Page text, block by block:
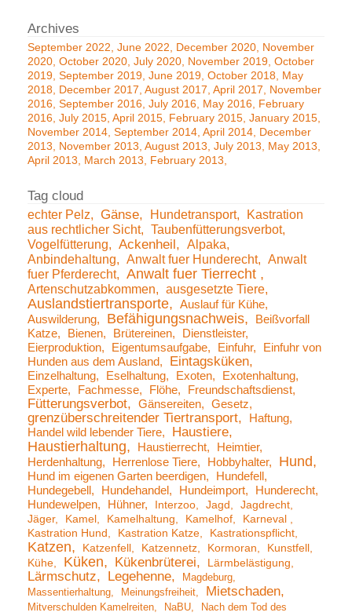
September 2022 June 2022 December 2020 November
2020 October 2020 July 2020 November 2019 October
2019 September 2019 June 2019 October 2018
May
2018
December 2017 August 2017 April 2017
November
2016 September 2016 July 2016 May 2016 February
2016 July 2015 April 2015 February 2015 January 2015
November 2014 September 2014 April 2014 December
2013
November 2013 August 2013 July 2013
May 2013
April 2013
March 2013 February 2013
echter Pelz Gänse Hundetransport
Kastration
aus rechtlicher Sicht
Taubenfütterungsverbot
Vogelfütterung
Ackenheil
Alpaka
Anbindehaltung
Anwalt fuer Hunderecht
Anwalt
fuer Pferderecht
Anwalt fuer Tierrecht
Artenschutzabkommen ausgesetzte Tiere
Auslandstiertransporte
Auslauf für Kühe
Auswilderung
Befähigungsnachweis
Beißvorfall
Katze
Bienen Brütereinen
Dienstleister
Eierproduktion
Eigentumsaufgabe Einfuhr
Einfuhr von
Hunden aus dem Ausland
Eintagsküken
Einzelhaltung Eselhaltung Exoten
Exotenhaltung
Experte
Fachmesse Flöhe Freundschaftsdienst
Fütterungsverbot Gänsereiten Gesetz
grenzüberschreitender Tiertransport
Haftung
Handel wild lebender Tiere
Haustiere
Haustierhaltung Haustierrecht
Heimtier
Herdenhaltung
Herrenlose Tiere Hobbyhalter Hund
Hund im eigenen Garten beerdigen
Hundefell
Hundegebell
Hundehandel Hundeimport
Hunderecht
Hundewelpen
Hühner Interzoo Jagd
Jagdrecht
Jäger
Kamel Kamelhaltung Kamelhof
Karneval
Kastration Hund
Kastration Katze Kastrationspflicht
Katzen Katzenfell Katzennetz Kormoran
Kunstfell
Kühe
Küken Kükenbrüterei Lärmbelästigung
Lärmschutz Legehenne
Magdeburg
Massentierhaltung
Meinungsfreiheit Mietschaden
Mitverschulden Kamelreiten NaBU
Nach dem Tod des